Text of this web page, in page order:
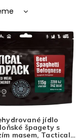
jídlo
špagety s
masem, Tactical